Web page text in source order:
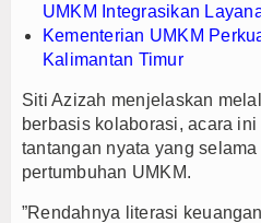
UMKM Integrasikan
Kementerian UMKM
Kalimantan Timur
Siti Azizah menjelaskan
berbasis kolaborasi, acara
tantangan nyata yang
pertumbuhan UMKM.
”Rendahnya literasi